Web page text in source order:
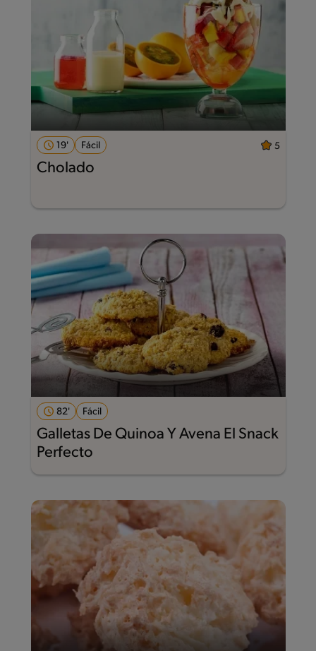
19' Fácil 5
Cholado
82' Fácil
Galletas De Quinoa Y Avena El Snack
Perfecto